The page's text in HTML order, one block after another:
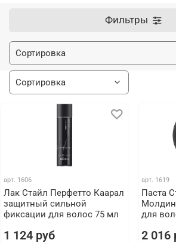
Фильтры
арт. 1606
Лак Стайл Перфетто Каарал
защитный сильной
фиксации для волос 75 мл
1 124 руб
арт. 1619
Паста
для
2 016